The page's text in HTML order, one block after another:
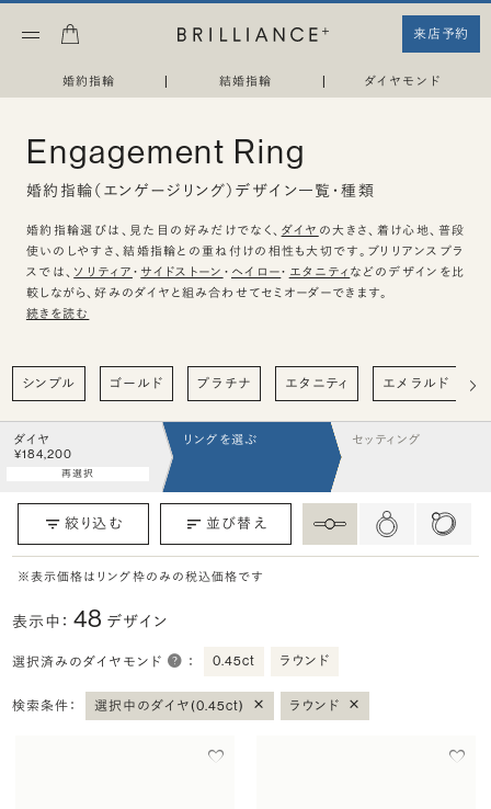
来店予約
婚約指輪 | 結婚指輪 | ダイヤモンド
Engagement Ring
婚約指輪（エンゲージリング）デザイン一覧・種類
婚約指輪選びは、見た目の好みだけでなく、 ダイヤ の大きさ、着け心地、普段
使いのしやすさ、結婚指輪との重ね付けの相性も大切です。ブリリアンスプラ
スでは、 ソリティア ・ サイドストーン ・ ヘイロー・ エタニティ などのデザインを比
較しながら、好みのダイヤと組み合わせてセミオーダーできます。
続きを読む
シンプル ゴールド プラチナ エタニティ エメラルド
ダイヤ
¥184,200
再選択
リングを選ぶ セッティング
絞り込む 並び替え
※表示価格はリング枠のみの税込価格です
表示中：48 デザイン
選択済みのダイヤモンド ： 0.45ct ラウンド
検索条件： 選択中のダイヤ(0.45ct) × ラウンド ×